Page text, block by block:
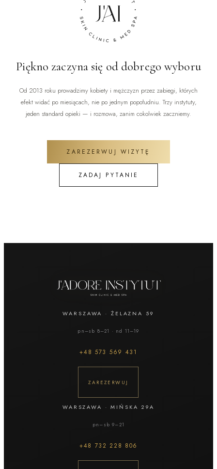
Piękno zaczyna się od dobrego wyboru
Od 2013 roku prowadzimy kobiety i mężczyzn przez zabiegi, których
efekt widać po miesiącach, nie po jednym popołudniu. Trzy instytuty,
jeden standard opieki — i rozmowa, zanim cokolwiek zaczniemy.
ZAREZERWUJ WIZYTĘ
ZADAJ PYTANIE
WARSZAWA · ŻELAZNA 59
pn–sb 8–21 · nd 11–19
+48573 569 431
ZAREZERWUJ
WARSZAWA ·MIŃSKA 29A
pn–sb 9–21
+48 732 228 806